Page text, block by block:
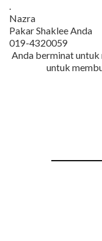
Nazra
Pakar Shaklee Anda
019-4320059
Anda berminat
untuk